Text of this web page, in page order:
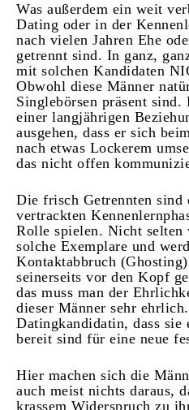
Was außerdem ein weit
Dating oder in der
nach vielen Jahren Ehe
getrennt sind. In ganz,
mit solchen Kandidaten
Obwohl diese Männer
Singlebörsen präsent
einer langjährigen
ausgehen, dass er sich
nach etwas Lockerem
das nicht offen
Die frisch Getrennten sind
vertrackten
Rolle spielen. Nicht selten
solche Exemplare und
Kontaktabbruch
seinerseits vor den Kopf
das muss man der
dieser Männer sehr
Datingkandidatin, dass sie
bereit sind für eine neue
Hier machen sich die
auch meist nichts daraus,
krassem Widerspruch zu